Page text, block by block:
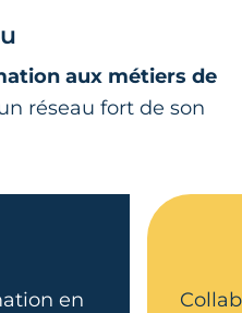
aux métiers de
réseau fort de son
en